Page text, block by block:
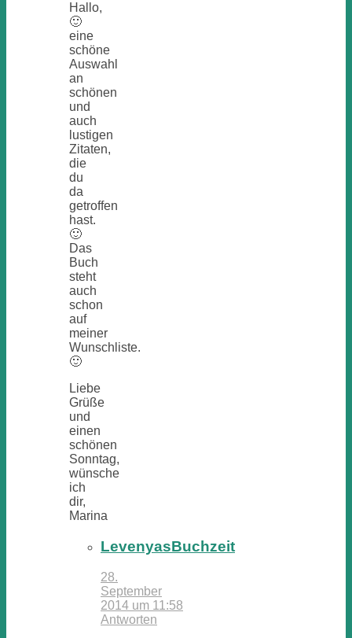
Hallo,
🙂
eine
schöne
Auswahl
an
schönen
und
auch
lustigen
Zitaten,
die
du
da
getroffen
hast.
🙂
Das
Buch
steht
auch
schon
auf
meiner
Wunschliste.
🙂
Liebe
Grüße
und
einen
schönen
Sonntag,
wünsche
ich
dir,
Marina
LevenyasBuchzeit
28.
September
2014 um 11:58
Antworten